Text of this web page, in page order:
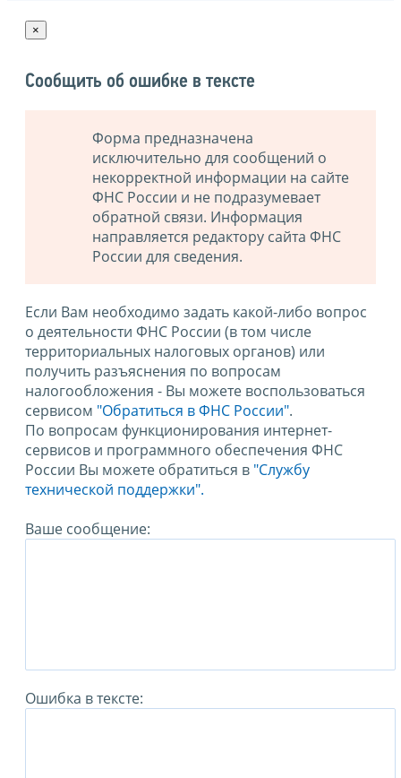
×
Сообщить об ошибке в тексте
Форма предназначена
исключительно для сообщений о
некорректной информации на сайте
ФНС России и не подразумевает
обратной связи. Информация
направляется редактору сайта ФНС
России для сведения.
Если Вам необходимо задать какой-либо вопрос
о деятельности ФНС России (в том числе
территориальных налоговых органов) или
получить разъяснения по вопросам
налогообложения - Вы можете воспользоваться
сервисом "Обратиться в ФНС России".
По вопросам функционирования интернет-
сервисов и программного обеспечения ФНС
России Вы можете обратиться в "Службу
технической поддержки".
Ваше сообщение:
Ошибка в тексте: